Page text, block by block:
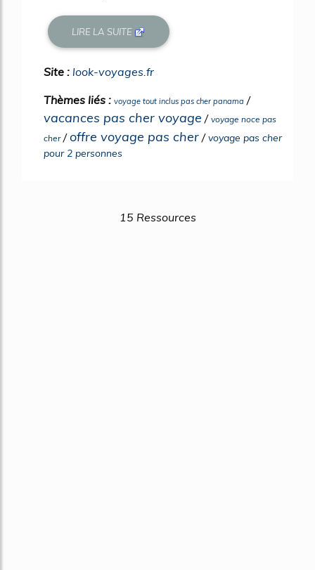
LIRE LA SUITE
Site : look-voyages.fr
Thèmes liés : voyage tout inclus pas cher panama /
vacances pas cher voyage / voyage noce pas
cher/offre voyage pas cher /voyage pas cher
pour 2 personnes
15 Ressources